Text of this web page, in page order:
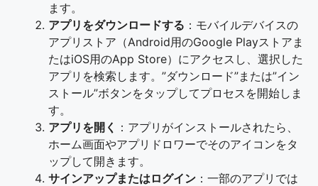
ます。
アプリをダウンロードする ：モバイルデバイスの
アプリストア（Android用のGoogle Playストアま
たはiOS用のApp Store）にアクセスし、選択した
アプリを検索します。”ダウンロード”または”イン
ストール”ボタンをタップしてプロセスを開始しま
す。
アプリを開く ：アプリがインストールされたら、
ホーム画面やアプリドロワーでそのアイコンをタ
ップして開きます。
サインアップまたはログイン ：一部のアプリでは